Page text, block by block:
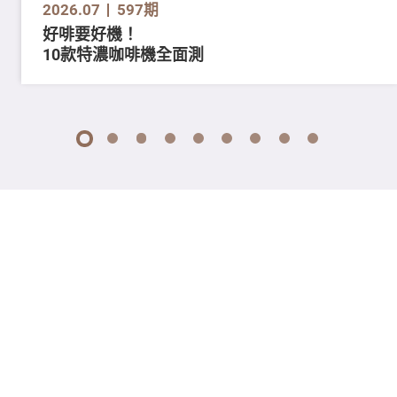
2026.07 597期
好啡要好機！
10款特濃咖啡機全面測
1 2 3 4 5 6 7 8 9